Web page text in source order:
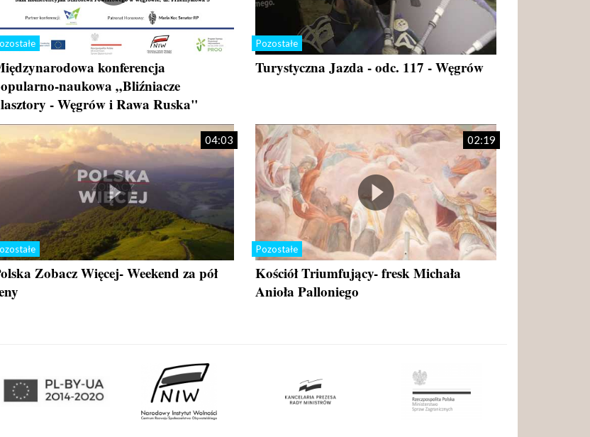
konferencja
naukowa „Bliźniacze
- Węgrów i Rawa Ruska"
Pozostałe
Turystyczna Jazda - odc. 117 - Węgrów
04:03
Zobacz Więcej- Weekend za pół
Pozostałe
02:19
Kościół Triumfujący- fresk Michała
Anioła Palloniego